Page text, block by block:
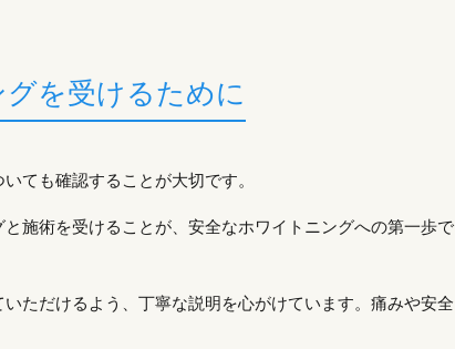
を受けるために
ても確認することが大切です。
施術を受けることが、安全なホワイトニングへの第一歩で
ただけるよう、丁寧な説明を心がけています。痛みや安全